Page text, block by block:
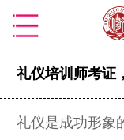
礼仪培训师考证
礼仪是成功形象